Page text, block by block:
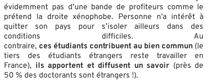
évidemment pas d’une bande de profiteurs comme le
prétend la droite xénophobe. Personne n’a intérêt à
quitter son pays pour s’isoler ailleurs dans des
conditions difficiles. Au
contraire,ces étudiants contribuent au bien commun (le
tiers des étudiants étrangers reste travailler en
France), ils apportent et diffusent unsavoir (près de
50 % des doctorants sont étrangers !).